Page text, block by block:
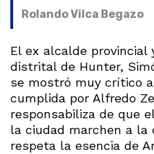
Rolando Vilca Begazo
El ex alcalde
distrital de Hunter,
se mostró muy crítico
cumplida por Alfredo
responsabiliza de que
la ciudad marchen a la
respeta la esencia de